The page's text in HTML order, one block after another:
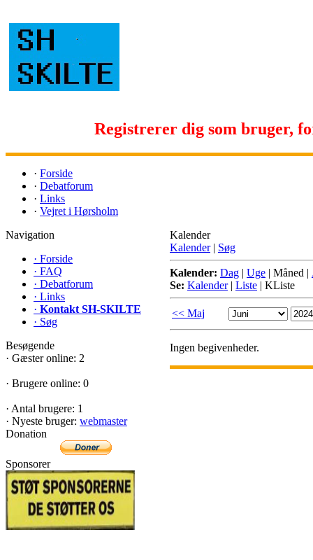
Registrerer dig som bruger,
· Forside
· Debatforum
· Links
· Vejret i Hørsholm
Navigation
· Forside
· FAQ
· Debatforum
· Links
· Kontakt SH-SKILTE
· Søg
Besøgende
· Gæster online: 2
· Brugere online: 0
· Antal brugere: 1
· Nyeste bruger: webmaster
Donation
Sponsorer
Kalender
Kalender | Søg
Kalender: Dag | Uge | Måned |
Se: Kalender| Liste | KListe
<< Maj
Ingen begivenheder.